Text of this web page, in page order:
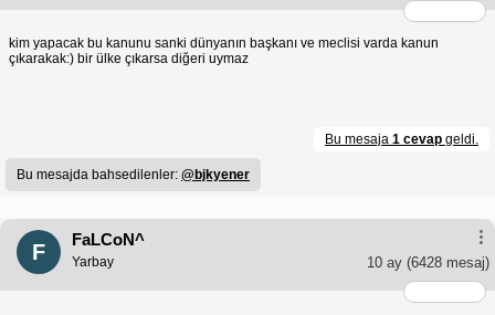
kim yapacak bu kanunu sanki dünyanın başkanı ve meclisi varda kanun
çıkarakak:) bir ülke çıkarsa diğeri uymaz
Bu mesaja 1 cevap geldi.
Bu mesajda bahsedilenler: @bjkyener
F
FaLCoN^
10 ay (6428 mesaj)
Yarbay